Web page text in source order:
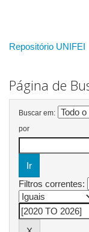
Repositório UNIFEI
Página de
Buscar em:
por
Filtros correntes: